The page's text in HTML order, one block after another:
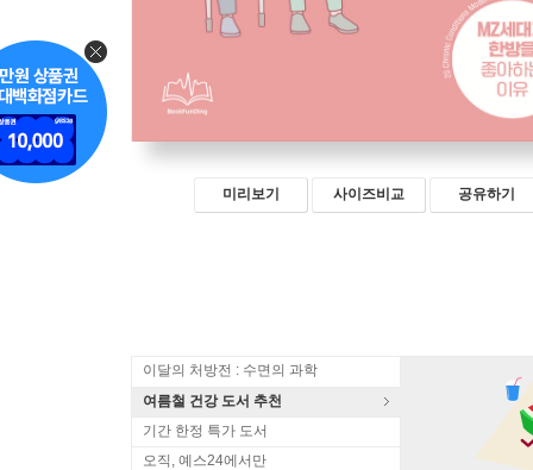
미리보기 사이즈비교 공유하기
이달의 처방전 : 수면의 과학
여름철 건강 도서 추천
기간 한정 특가 도서
오직, 예스24에서만